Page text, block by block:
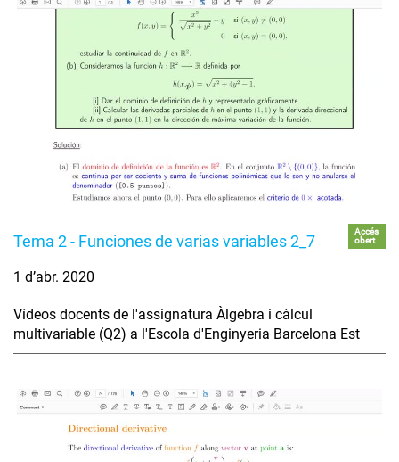
Tema 2 - Funciones de varias variables 2_7
Accés
obert
1 d’abr. 2020
Vídeos docents de l'assignatura Àlgebra i càlcul
multivariable (Q2) a l'Escola d'Enginyeria Barcelona Est